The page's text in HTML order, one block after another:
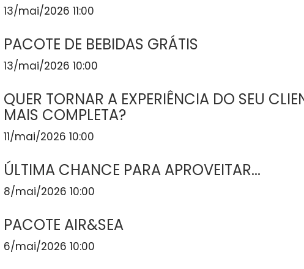
13/mai/2026 11:00
PACOTE DE BEBIDAS GRÁTIS
13/mai/2026 10:00
QUER TORNAR A EXPERIÊNCIA DO SEU
MAIS COMPLETA?
11/mai/2026 10:00
ÚLTIMA CHANCE PARA APROVEITAR...
8/mai/2026 10:00
PACOTE AIR&SEA
6/mai/2026 10:00